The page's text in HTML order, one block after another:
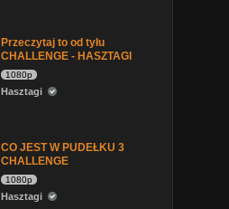
Przeczytaj to od tyłu
CHALLENGE - HASZTAGI
1080p
Hasztagi
CO JEST W PUDEŁKU 3
CHALLENGE
1080p
Hasztagi